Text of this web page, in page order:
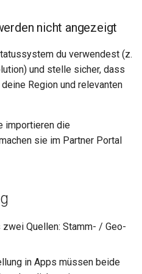
nicht angezeigt
du verwendest (z.
und stelle sicher, dass
Region und relevanten
importieren die
sie im Partner Portal
Quellen: Stamm- / Geo-
in Apps müssen beide